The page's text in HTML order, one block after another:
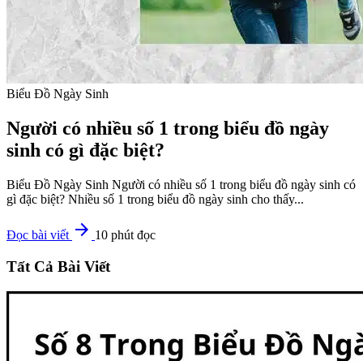
Biểu Đồ Ngày Sinh
Người có nhiều số 1 trong biểu đồ ngày
sinh có gì đặc biệt?
Biểu Đồ Ngày Sinh Người có nhiều số 1 trong biểu đồ ngày sinh có
gì đặc biệt? Nhiều số 1 trong biểu đồ ngày sinh cho thấy...
Đọc bài viết arrow_forward 10 phút đọc
Tất Cả Bài Viết